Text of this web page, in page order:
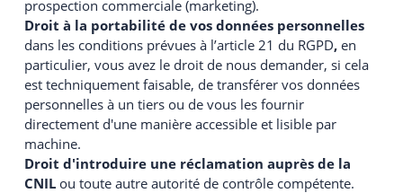
prospection commerciale (marketing).
Droit à la portabilité de vos données personnelles
dans les conditions prévues à l’article 21 du RGPD, en
particulier, vous avez le droit de nous demander, si cela
est techniquement faisable, de transférer vos données
personnelles à un tiers ou de vous les fournir
directement d'une manière accessible et lisible par
machine.
Droit d'introduire une réclamation auprès de la
CNIL ou toute autre autorité de contrôle compétente.